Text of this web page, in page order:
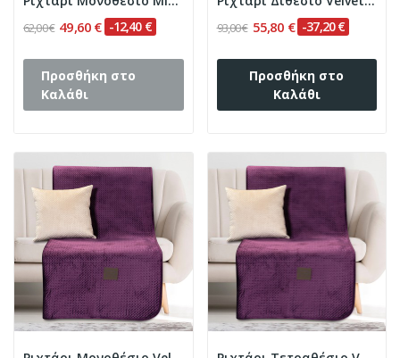
62,00 € 49,60 € -12,40 €
Προσθήκη στο
Καλάθι
93,00 € 55,80 € -37,20 €
Προσθήκη στο
Καλάθι